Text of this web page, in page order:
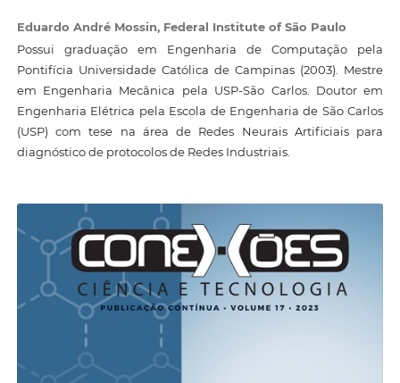
Eduardo André Mossin, Federal Institute of São Paulo
Possui graduação em Engenharia de Computação pela
Pontifícia Universidade Católica de Campinas (2003). Mestre
em Engenharia Mecânica pela USP-São Carlos. Doutor em
Engenharia Elétrica pela Escola de Engenharia de São Carlos
(USP) com tese na área de Redes Neurais Artificiais para
diagnóstico de protocolos de Redes Industriais.